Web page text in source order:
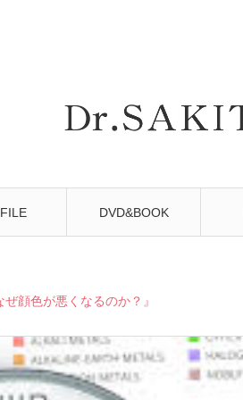
DVD&BOOK
顔色が悪くなるのか？』